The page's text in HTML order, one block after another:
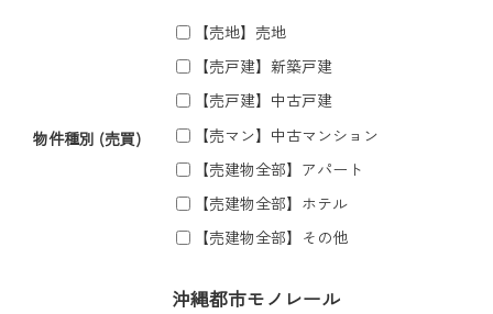
物件種別 (売買)
【売地】売地
【売戸建】新築戸建
【売戸建】中古戸建
【売マン】中古マンション
【売建物全部】アパート
【売建物全部】ホテル
【売建物全部】その他
沖縄都市モノレール